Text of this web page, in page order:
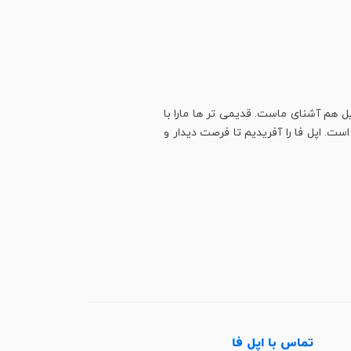
هم آشنای ماست. قدیمی تر ها مارا با
اپل فا را آفریدیم تا فرصت دیدار و
تماس با اپل فا